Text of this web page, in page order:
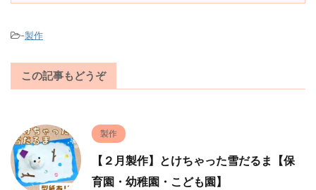
-製作
この記事もどうぞ
製作
【２月製作】とけちゃった雪だるま【保
育園・幼稚園・こども園】